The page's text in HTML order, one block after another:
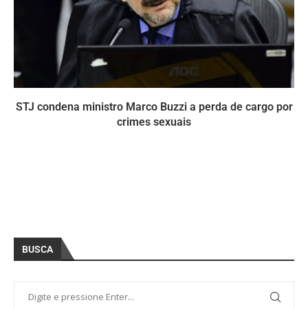
STJ condena ministro Marco Buzzi a perda de cargo por
crimes sexuais
BUSCA